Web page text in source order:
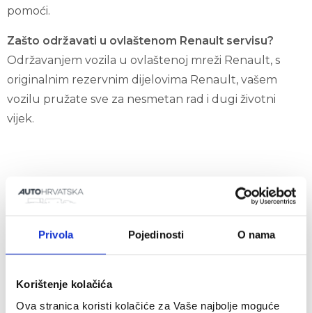
Privola Pojedinosti O nama
Korištenje kolačića
Ova stranica koristi kolačiće za Vaše najbolje moguće
pomoći.
Zašto održavati u ovlaštenom Renault servisu?
Održavanjem vozila u ovlaštenoj mreži Renault, s
originalnim rezervnim dijelovima Renault, vašem
vozilu pružate sve za nesmetan rad i dugi životni
vijek.
potrebna za svakodnevno korištenje i održavanje vašeg vozila.
Korištenje originalnih rezervnih dijelova osigurava kvalitetu i
sigurnost vašeg vozila i čuva svoj izvorni dizajn.